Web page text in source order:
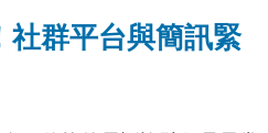
社群平台與簡訊緊